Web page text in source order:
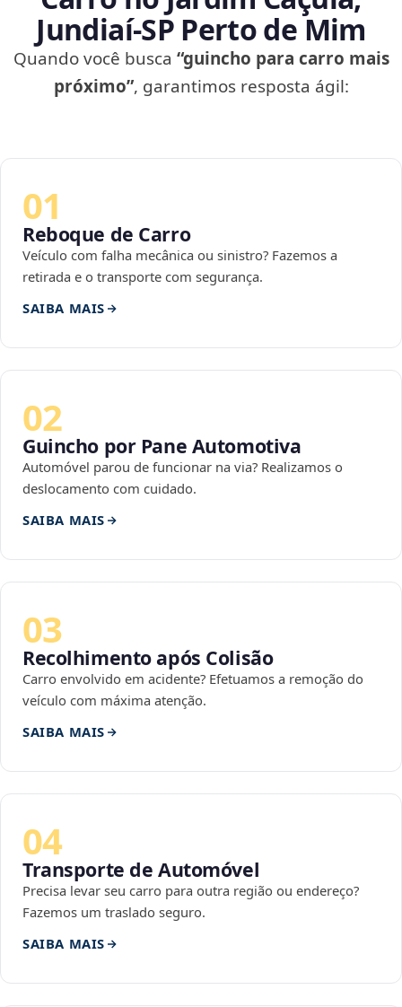
Jundiaí‑SP Perto de Mim
Quando você busca “guincho para carro mais
próximo”, garantimos resposta ágil:
01
Reboque de Carro
Veículo com falha mecânica ou sinistro? Fazemos a
retirada e o transporte com segurança.
SAIBA MAIS
02
Guincho por Pane Automotiva
Automóvel parou de funcionar na via? Realizamos o
deslocamento com cuidado.
SAIBA MAIS
03
Recolhimento após Colisão
Carro envolvido em acidente? Efetuamos a remoção do
veículo com máxima atenção.
SAIBA MAIS
04
Transporte de Automóvel
Precisa levar seu carro para outra região ou endereço?
Fazemos um traslado seguro.
SAIBA MAIS